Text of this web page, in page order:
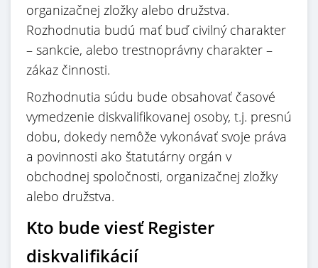
organizačnej zložky alebo družstva.
Rozhodnutia budú mať buď civilný charakter
– sankcie, alebo trestnoprávny charakter –
zákaz činnosti.
Rozhodnutia súdu bude obsahovať časové
vymedzenie diskvalifikovanej osoby, t.j. presnú
dobu, dokedy nemôže vykonávať svoje práva
a povinnosti ako štatutárny orgán v
obchodnej spoločnosti, organizačnej zložky
alebo družstva.
Kto bude viesť Register
diskvalifikácií